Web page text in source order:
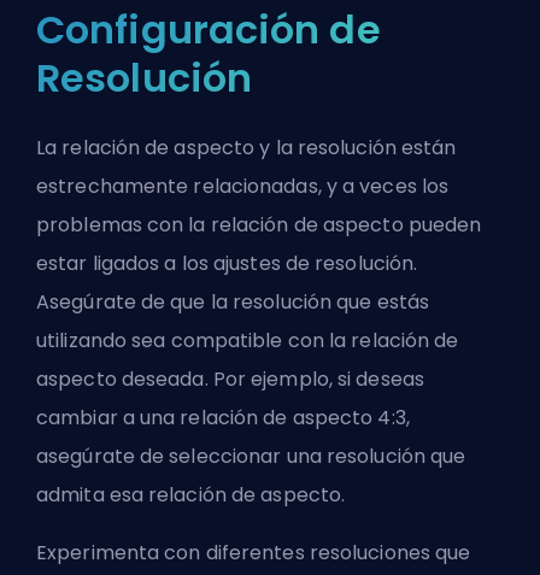
Configuración de
Resolución
La relación de aspecto y la resolución están
estrechamente relacionadas, y a veces los
problemas con la relación de aspecto pueden
estar ligados a los ajustes de resolución.
Asegúrate de que la resolución que estás
utilizando sea compatible con la relación de
aspecto deseada. Por ejemplo, si deseas
cambiar a una relación de aspecto 4:3,
asegúrate de seleccionar una resolución que
admita esa relación de aspecto.
Experimenta con diferentes resoluciones que